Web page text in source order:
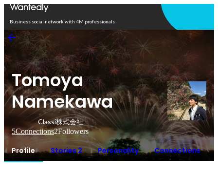
Business social network with 4M professionals
Tomoya
Namekawa
Classi株式会社
5Connections2Followers
Profile Stories 2 Personality Connections